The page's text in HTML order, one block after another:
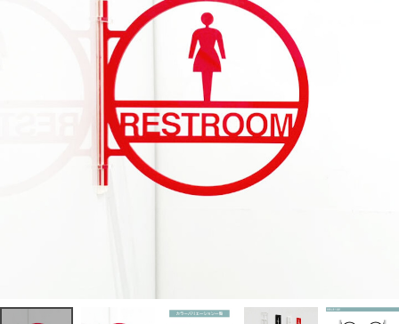
#ダウンライトキャップ
ラインベースデザイン
3way突出しサイン